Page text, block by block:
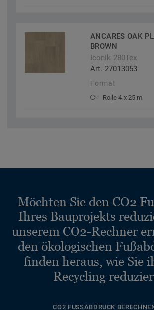
ANCARES OAK
BROWN
Iconik 280Tex
Art. 27013053
Format
Rolle 4 x 25 m
Möchten Sie den CO2
Ihres Bauprojekts
unserem CO2-Rechner
den ökologischen
finden heraus, wie Sie
Recycling
CO2 FUSSABDRUCK